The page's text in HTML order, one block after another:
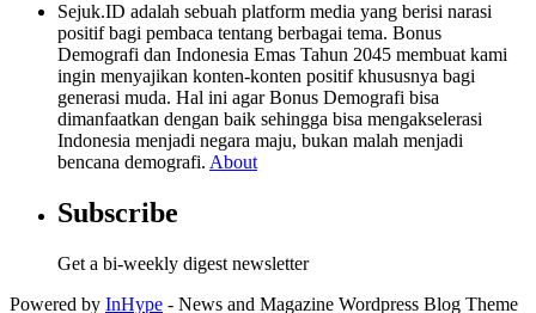
Sejuk.ID adalah sebuah platform media yang berisi narasi
positif bagi pembaca tentang berbagai tema. Bonus
Demografi dan Indonesia Emas Tahun 2045 membuat kami
ingin menyajikan konten-konten positif khususnya bagi
generasi muda. Hal ini agar Bonus Demografi bisa
dimanfaatkan dengan baik sehingga bisa mengakselerasi
Indonesia menjadi negara maju, bukan malah menjadi
bencana demografi. About
Subscribe
Get a bi-weekly digest newsletter
Powered by InHype - News and Magazine Wordpress Blog Theme